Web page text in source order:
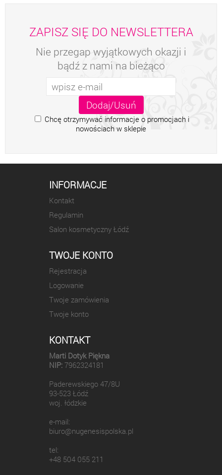
ZAPISZ SIĘ DO NEWSLETTERA
Nie przegap wyjątkowych okazji i
bądź z nami na bieżąco
Chcę otrzymywać informacje o promocjach i
nowościach w sklepie
INFORMACJE
Kontakt
Regulamin
Salon kosmetyczny Łódź
TWOJE KONTO
Rejestracja
Logowanie
Twoje zamówienia
Twoje konto
KONTAKT
Marti Dotyk Piękna
NIP: 7962324181
Paderewskiego 47/8U
93-523 Łódź
woj. łódzkie
e-mail:
biuro@nugenesispolska.pl
tel:
+48 504 055 211